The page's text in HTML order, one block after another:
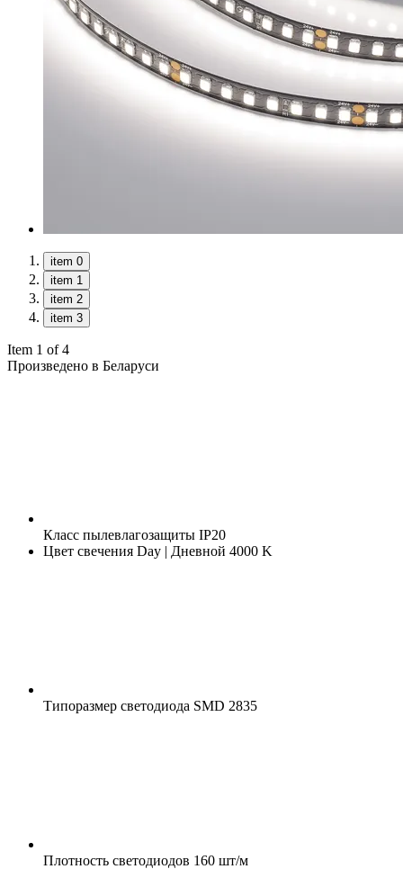
item 0
item 1
item 2
item 3
Item 1 of 4
Произведено в Беларуси
Класс пылевлагозащиты IP20
Цвет свечения Day | Дневной 4000 K
Типоразмер светодиода SMD 2835
Плотность светодиодов 160 шт/м